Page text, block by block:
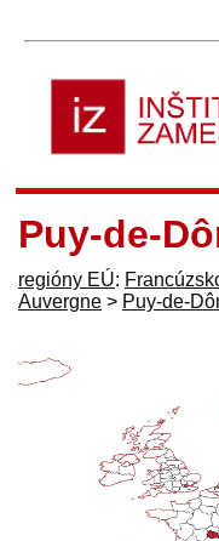
Puy-de-
regióny EÚ:
Auvergne > Puy-de-